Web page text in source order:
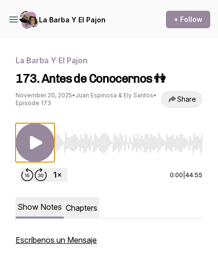
La Barba Y El Pajon + Follow
La Barba Y El Pajon
173. Antes de Conocernos 👫
November 20, 2025• Juan Espinosa & Ely Santos•
Episode 173
Share
Use Left/Right to seek, Home/End to jump
0:00 44:55
Show Notes Chapters
Escríbenos un Mensaje